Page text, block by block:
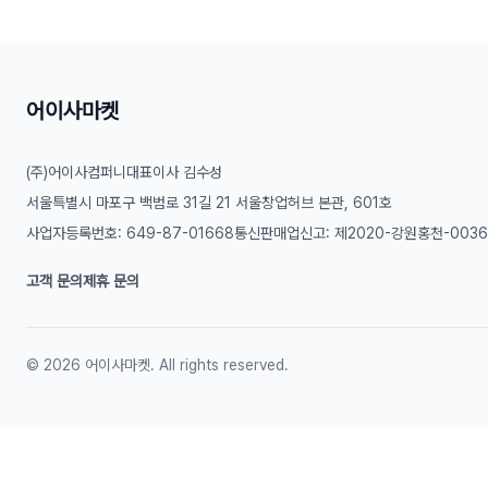
어이사마켓
(주)어이사컴퍼니 대표이사 김수성
서울특별시 마포구 백범로 31길 21 서울창업허브 본관, 601호
사업자등록번호: 649-87-01668통신판매업신고: 제2020-강원홍천-
고객 문의제휴 문의
© 2026 어이사마켓. All rights reserved.